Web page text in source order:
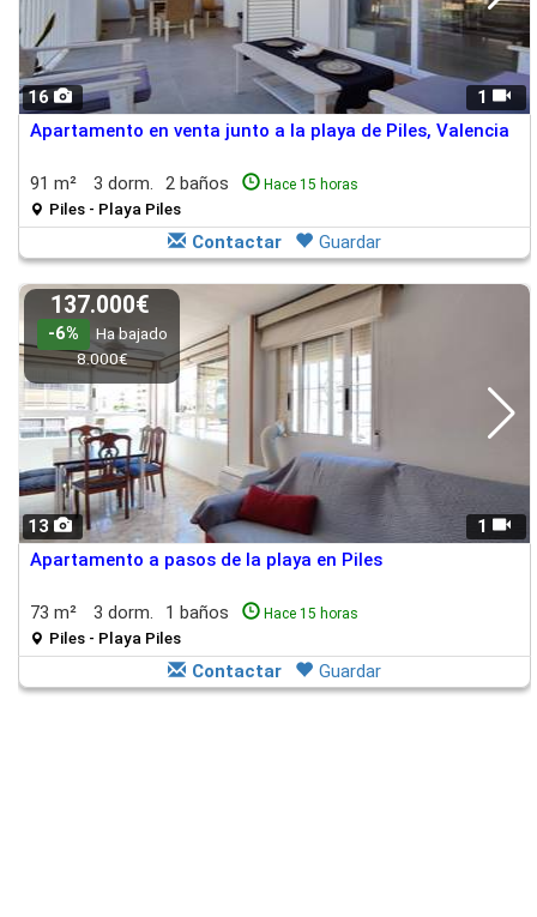
16 1
Apartamento en venta junto a la playa de Piles, Valencia
91 m² 3 dorm. 2 baños Hace 15 horas
Piles - Playa Piles
Contactar Guardar
13 1
137.000€
-6%
Ha bajado
8.000€
Apartamento a pasos de la playa en Piles
73 m² 3 dorm. 1 baños Hace 15 horas
Piles - Playa Piles
Contactar Guardar